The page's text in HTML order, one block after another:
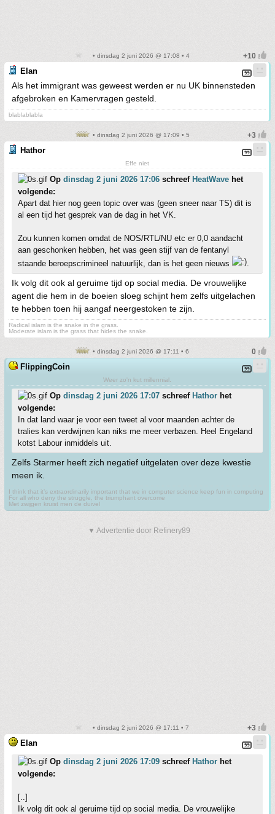
• dinsdag 2 juni 2026 @ 17:08 • 4
Elan
Als het immigrant was geweest werden er nu UK binnensteden
afgebroken en Kamervragen gesteld.
blablablabla
• dinsdag 2 juni 2026 @ 17:09 • 5
Hathor
Effe niet
Op dinsdag 2 juni 2026 17:06 schreef HeatWave het
volgende:
Apart dat hier nog geen topic over was (geen sneer naar TS) dit is
al een tijd het gesprek van de dag in het VK.
Zou kunnen komen omdat de NOS/RTL/NU etc er 0,0 aandacht
aan geschonken hebben, het was geen stijf van de fentanyl
staande beroepscrimineel natuurlijk, dan is het geen nieuws
Ik volg dit ook al geruime tijd op social media. De vrouwelijke
agent die hem in de boeien sloeg schijnt hem zelfs uitgelachen
te hebben toen hij aangaf neergestoken te zijn.
Radical islam is the snake in the grass.
Moderate islam is the grass that hides the snake.
• dinsdag 2 juni 2026 @ 17:11 • 6
FlippingCoin
Weer zo'n kut millennial.
Op dinsdag 2 juni 2026 17:07 schreef Hathor het
volgende:
In dat land waar je voor een tweet al voor maanden achter de
tralies kan verdwijnen kan niks me meer verbazen. Heel Engeland
kotst Labour inmiddels uit.
Zelfs Starmer heeft zich negatief uitgelaten over deze kwestie
meen ik.
I think that it’s extraordinarily important that we in computer science keep fun in computing
For all who deny the struggle, the triumphant overcome
Met zwijgen kruist men de duivel
▼ Advertentie door Refinery89
• dinsdag 2 juni 2026 @ 17:11 • 7
Elan
Op dinsdag 2 juni 2026 17:09 schreef Hathor het
volgende:
[..]
Ik volg dit ook al geruime tijd op social media. De vrouwelijke